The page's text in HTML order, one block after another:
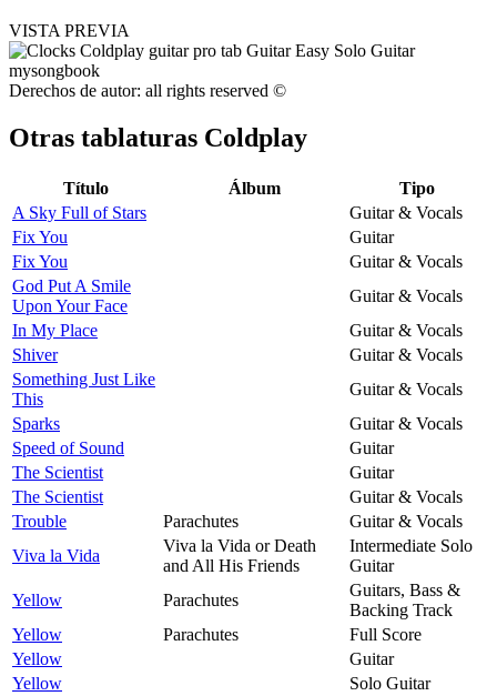
VISTA PREVIA
Derechos de autor: all rights reserved ©
Otras tablaturas Coldplay
Título Álbum
Tipo
A Sky Full of Stars
Guitar & Vocals
Fix You
Guitar
Fix You
Guitar & Vocals
God Put A Smile
Upon Your Face
Guitar & Vocals
In My Place
Guitar & Vocals
Shiver
Guitar & Vocals
Something Just Like
This
Guitar & Vocals
Sparks
Guitar & Vocals
Speed of Sound
Guitar
The Scientist
Guitar
The Scientist
Guitar & Vocals
Trouble
Parachutes
Guitar & Vocals
Viva la Vida
Viva la Vida or Death
and All His Friends
Intermediate Solo
Guitar
Yellow
Parachutes
Guitars, Bass &
Backing Track
Yellow
Parachutes
Full Score
Yellow
Guitar
Yellow
Solo Guitar